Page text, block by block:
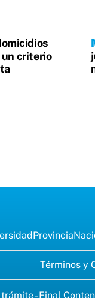
un criterio
Provincia
Términos y
- Final